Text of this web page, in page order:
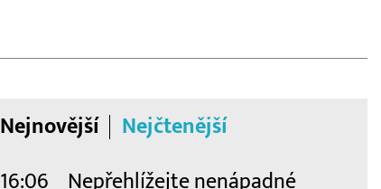
Nejnovější Nejčtenější
16:06
Nepřehlížejte nenápadné